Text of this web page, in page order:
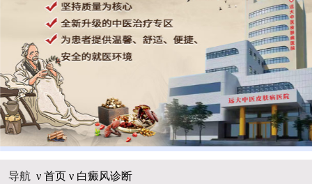
导航 ν 首页ν 白癜风诊断